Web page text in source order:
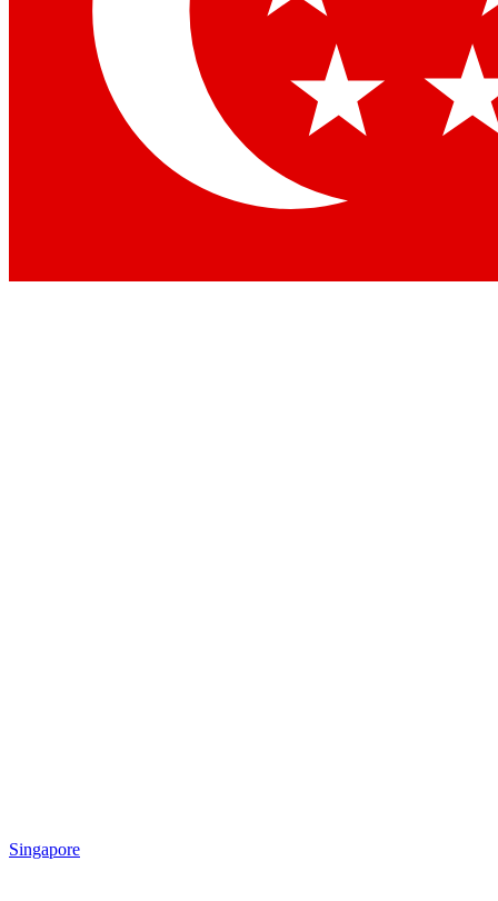
Singapore